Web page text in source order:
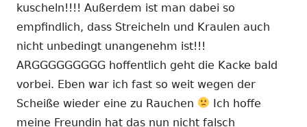
kuscheln!!!! Außerdem ist man dabei so
empfindlich, dass Streicheln und Kraulen auch
nicht unbedingt unangenehm ist!!!
ARGGGGGGGGG hoffentlich geht die Kacke bald
vorbei. Eben war ich fast so weit wegen der
Scheiße wieder eine zu Rauchen
Ich hoffe
meine Freundin hat das nun nicht falsch